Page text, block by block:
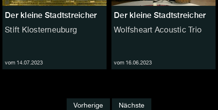
Der kleine Stadtstreicher
Stift Klosterneuburg
vom 14.07.2023
Der kleine Stadtstreicher
Wolfsheart Acoustic Trio
vom 16.06.2023
Vorherige Nächste